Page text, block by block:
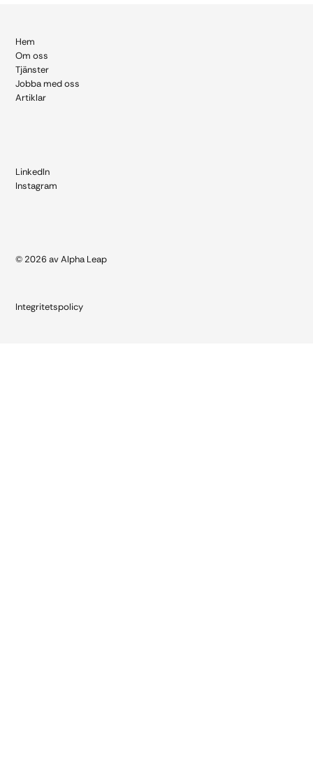
Hem
Om oss
Tjänster
Jobba med oss
Artiklar
LinkedIn
Instagram
Integritetspolicy
© 2026 av Alpha Leap